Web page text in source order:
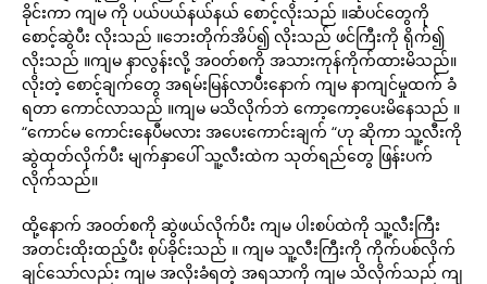
ခိုင်းကာ ကျမ ကို ပယ်ပယ်‌နယ်နယ် စောင့်လိုးသည် ။ဆံပင်တွေကို
‌စောင့်ဆွဲပီး လိုးသည် ။ဘေးတိုက်အိပ်၍ လိုးသည် ဖင်ကြီးကို ရိုက်၍
လိုးသည် ။ကျမ နာလွန်းလို့ အဝတ်စကို အသားကုန်ကိုက်ထားမိသည်။
လိုးတဲ့ စောင့်ချက်တွေ အရမ်းမြန်လာပီးနောက် ကျမ နာကျင်မှုထက် ခံ
ရတာ ကောင်လာသည် ။ကျမ မသိလိုက်ဘဲ ကော့ကော့ပေးမိနေသည် ။
“ကောင်မ ကောင်းနေပီမလား အပေးကောင်းချက် “ဟု ဆိုကာ သူ့လီးကို
ဆွဲထုတ်လိုက်ပီး မျက်နှာပေါ် သူ့လီးထဲက သုတ်ရည်တွေ ဖြန်းပက်
လိုက်သည်။
ထို့နောက် အဝတ်စကို ဆွဲဖယ်လိုက်ပီး ကျမ ပါးစပ်ထဲကို သူ့လီးကြီး
အတင်းထိုးထည့်ပီး စုပ်ခိုင်းသည် ။ ကျမ သူ့လီးကြီးကို ကိုက်ပစ်လိုက်
ချင်သော်လည်း ကျမ အလိုးခံရတဲ့ အရသာကို ကျမ သိလိုက်သည် ကျ